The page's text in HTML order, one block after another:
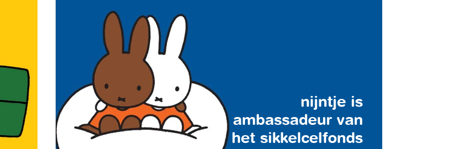
nijntje is
ambassadeur van
het sikkelcelfonds